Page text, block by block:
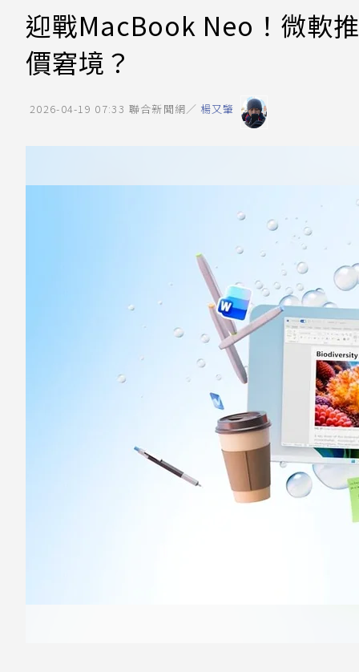
迎戰MacBook Neo！微軟
價窘境？
2026-04-19 07:33 聯合新聞網／ 楊又肇